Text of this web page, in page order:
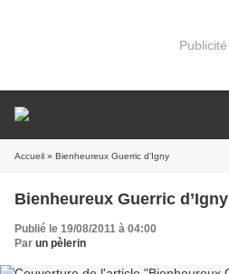
Publicité
Accueil » Bienheureux Guerric d’Igny
Bienheureux Guerric d’Igny
Publié le 19/08/2011 à 04:00
Par un pèlerin